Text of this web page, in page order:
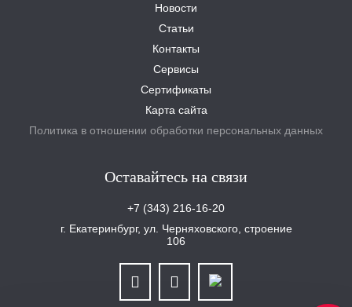
Новости
Статьи
Контакты
Сервисы
Сертификаты
Карта сайта
Политика в отношении обработки персональных данных
Оставайтесь на связи
+7 (343) 216-16-20
г. Екатеринбург, ул. Черняховского, строение
106